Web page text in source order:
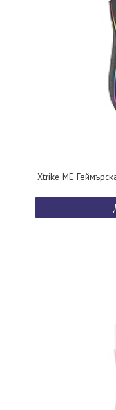
Xtrike ME